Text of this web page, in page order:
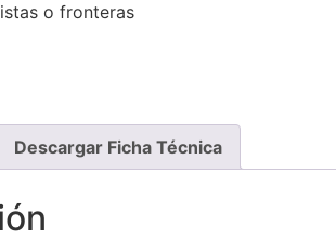
o fronteras
Descargar Ficha Técnica